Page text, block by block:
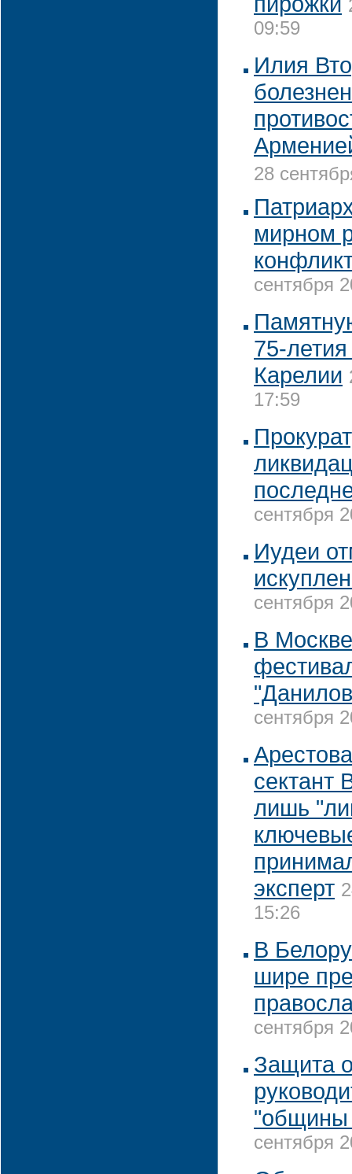
09:59
Илия
28
мирном
сентября
75-
Карелии
17:59
сентября
Иудеи
сентября
В
сентября
сектант
лишь
эксперт
15:26
В
шире
сентября
Защита
"общины
сентября